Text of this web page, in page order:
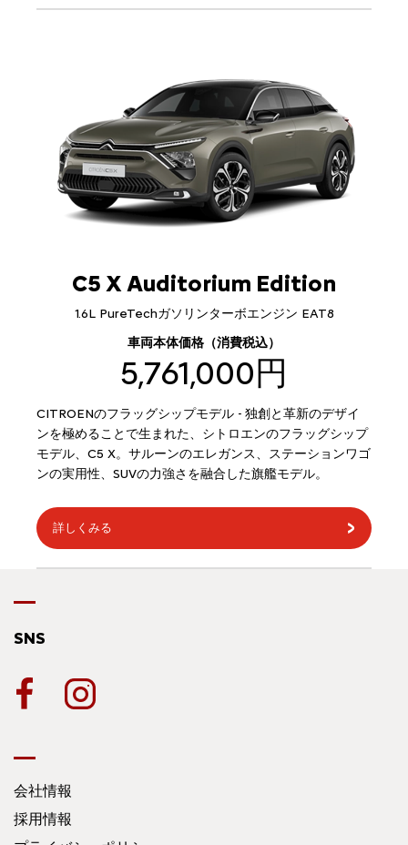
C5 X Auditorium Edition
1.6L PureTechガソリンターボエンジン EAT8
車両本体価格（消費税込）
5,761,000円
CITROENのフラッグシップモデル - 独創と革新のデザイ
ンを極めることで生まれた、シトロエンのフラッグシップ
モデル、C5 X。サルーンのエレガンス、ステーションワゴ
ンの実用性、SUVの力強さを融合した旗艦モデル。
詳しくみる
SNS
会社情報
採用情報